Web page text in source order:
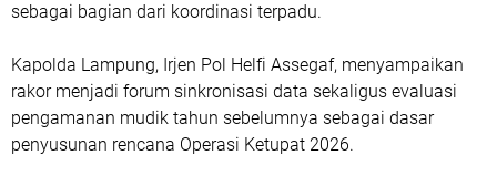
sebagai bagian dari koordinasi terpadu.
Kapolda Lampung, Irjen Pol Helfi Assegaf, menyampaikan
rakor menjadi forum sinkronisasi data sekaligus evaluasi
pengamanan mudik tahun sebelumnya sebagai dasar
penyusunan rencana Operasi Ketupat 2026.